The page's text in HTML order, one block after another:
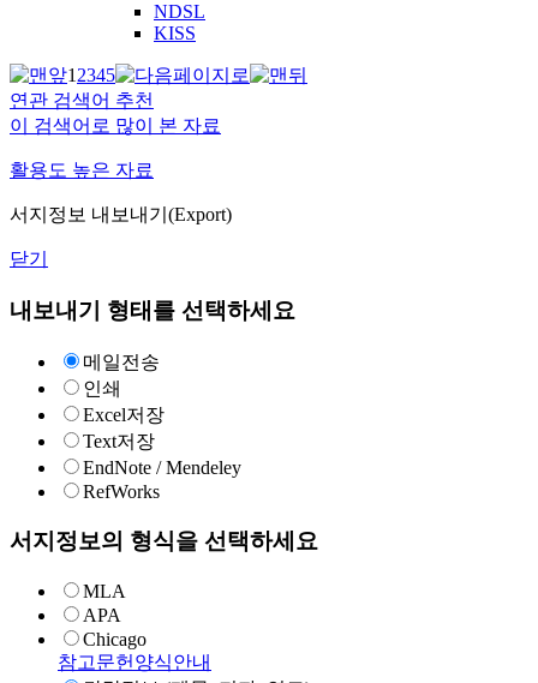
NDSL
KISS
12345
연관 검색어 추천
이 검색어로 많이 본 자료
활용도 높은 자료
서지정보 내보내기(Export)
닫기
내보내기 형태를 선택하세요
메일전송
인쇄
Excel저장
Text저장
EndNote / Mendeley
RefWorks
서지정보의 형식을 선택하세요
MLA
APA
Chicago
참고문헌양식안내